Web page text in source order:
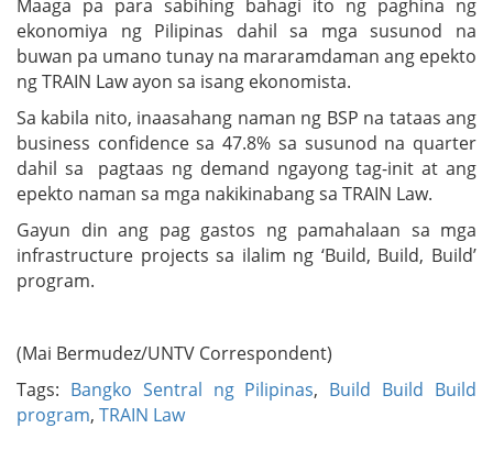
Maaga pa para sabihing bahagi ito ng paghina ng
ekonomiya ng Pilipinas dahil sa mga susunod na
buwan pa umano tunay na mararamdaman ang epekto
ng TRAIN Law ayon sa isang ekonomista.
Sa kabila nito, inaasahang naman ng BSP na tataas ang
business confidence sa 47.8% sa susunod na quarter
dahil sa pagtaas ng demand ngayong tag-init at ang
epekto naman sa mga nakikinabang sa TRAIN Law.
Gayun din ang pag gastos ng pamahalaan sa mga
infrastructure projects sa ilalim ng ‘Build, Build, Build’
program.
(Mai Bermudez/UNTV Correspondent)
Tags: Bangko Sentral ng Pilipinas, Build Build Build
program, TRAIN Law